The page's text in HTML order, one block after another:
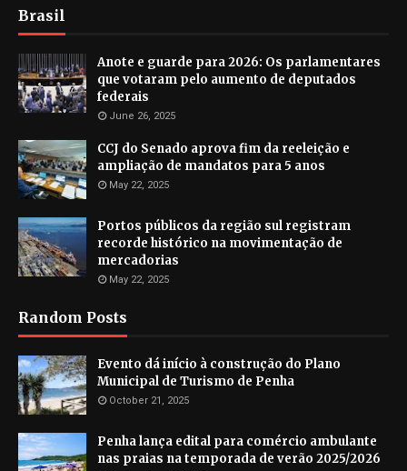
Brasil
Anote e guarde para 2026: Os parlamentares
que votaram pelo aumento de deputados
federais
June 26, 2025
CCJ do Senado aprova fim da reeleição e
ampliação de mandatos para 5 anos
May 22, 2025
Portos públicos da região sul registram
recorde histórico na movimentação de
mercadorias
May 22, 2025
Random Posts
Evento dá início à construção do Plano
Municipal de Turismo de Penha
October 21, 2025
Penha lança edital para comércio ambulante
nas praias na temporada de verão 2025/2026